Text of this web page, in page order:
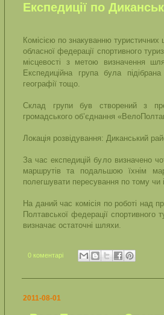
Експедиції по
Комісією по знакуванню
обласної федерації спортивного
місцевості з метою визначення
Експедиційна група була
географії тощо.
Склад групи був створений з
громадського об’єднання
Локація розвідування: Диканський
За час експедицій було визначено
маршрутів та подальшою їхнім
полегшувати пересування по тому
На даний час комісія по роботі над
Полтавської федерації спортивного
визначає остаточні шляхи.
0 коментарі
2011-08-01